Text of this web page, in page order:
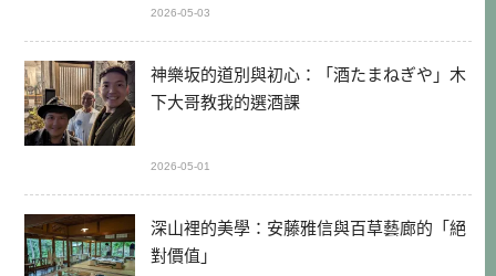
2026-05-03
神樂坂的道別與初心：「酒たまねぎや」木
下大哥教我的選酒課
2026-05-01
深山裡的美學：安藤雅信與百草藝廊的「絕
對價值」